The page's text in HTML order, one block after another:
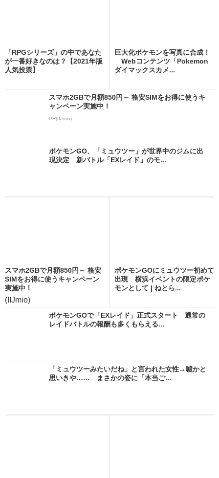
「RPGシリーズ」の中であなた
が一番好きなのは？【2021年版
人気投票】
巨大化ポケモンを写真に合成！
Webコンテンツ「Pokemon
ダイマックスカメ...
スマホ2GBで月額850円～ 格安SIMをお得に使うキ
ャンペーン実施中！
PR(IIJmio)
ポケモンGO、「ミュウツー」が世界中のジムに出
現決定 新バトル「EXレイド」のモ...
スマホ2GBで月額850円～ 格安
SIMをお得に使うキャンペーン
実施中！
(IIJmio)
ポケモンGOにミュウツー初めて
出現 横浜イベントの限定ポケ
モンとして | ねとら...
ポケモンGOで「EXレイド」正式スタート 通常の
レイドバトルの報酬も多くもらえる...
「ミュウツーみたいだね」と言われた女性→噓かと
思いきや…… まさかの姿に「本当ご...